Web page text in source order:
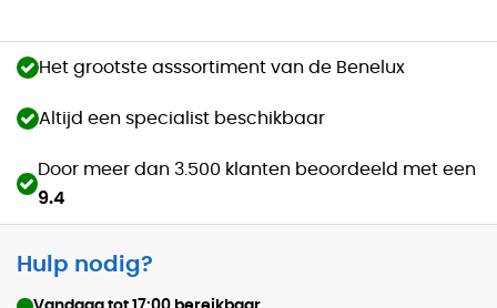
Het grootste asssortiment van de Benelux
Altijd een specialist beschikbaar
Door meer dan 3.500 klanten beoordeeld met een
9.4
Hulp nodig?